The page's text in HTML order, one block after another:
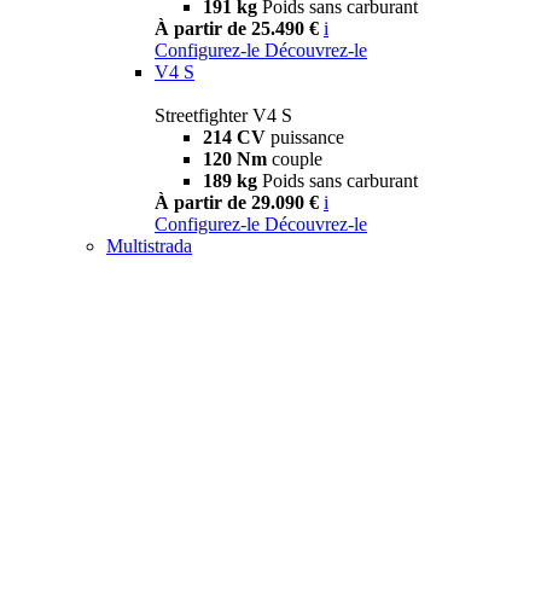
191 kg Poids sans carburant
À partir de 25.490 € i
Configurez-le Découvrez-le
V4 S
Streetfighter V4 S
214 CV puissance
120 Nm couple
189 kg Poids sans carburant
À partir de 29.090 € i
Configurez-le Découvrez-le
Multistrada